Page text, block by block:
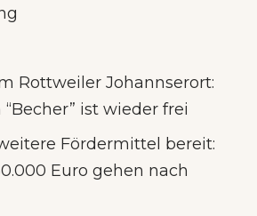
Rottweiler Johannserort:
ist wieder frei
Fördermittel bereit:
Euro gehen nach